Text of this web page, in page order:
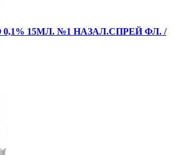
15МЛ. №1 НАЗАЛ.СПРЕЙ ФЛ. /